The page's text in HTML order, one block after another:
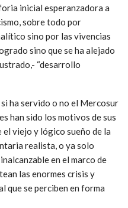
inicial esperanzadora a
sobre todo por
sino por las vivencias
sino que se ha alejado
“desarrollo
ha servido o no el Mercosur
han sido los motivos de sus
viejo y lógico sueño de la
realista, o ya solo
en el marco de
las enormes crisis y
que se perciben en forma